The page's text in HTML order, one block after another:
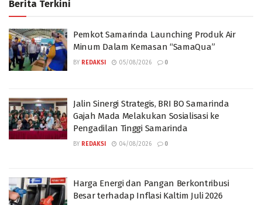
Berita Terkini
Pemkot Samarinda Launching Produk Air
Minum Dalam Kemasan “SamaQua”
BY REDAKSI 05/08/2026 0
Jalin Sinergi Strategis, BRI BO Samarinda
Gajah Mada Melakukan Sosialisasi ke
Pengadilan Tinggi Samarinda
BY REDAKSI 04/08/2026 0
Harga Energi dan Pangan Berkontribusi
Besar terhadap Inflasi Kaltim Juli 2026